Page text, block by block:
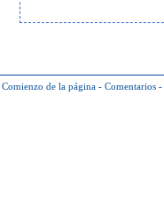
Comienzo de la página - Comentarios -